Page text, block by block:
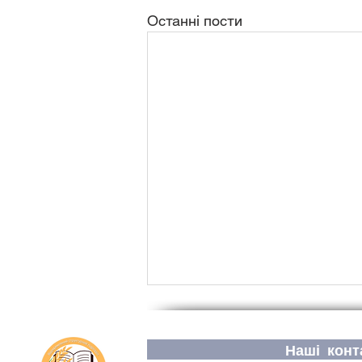
Останні пости
Наші